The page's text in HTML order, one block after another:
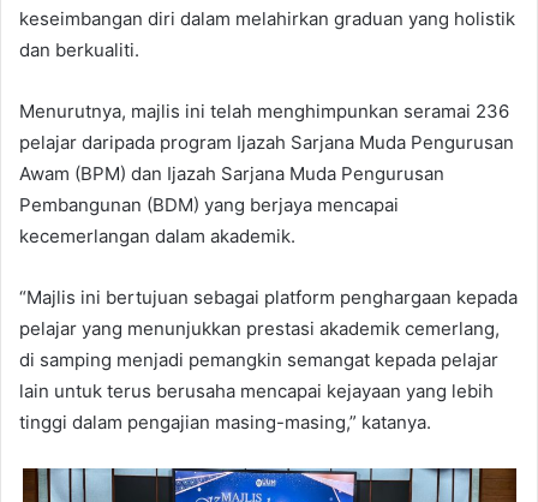
keseimbangan diri dalam melahirkan graduan yang holistik
dan berkualiti.
Menurutnya, majlis ini telah menghimpunkan seramai 236
pelajar daripada program Ijazah Sarjana Muda Pengurusan
Awam (BPM) dan Ijazah Sarjana Muda Pengurusan
Pembangunan (BDM) yang berjaya mencapai
kecemerlangan dalam akademik.
“Majlis ini bertujuan sebagai platform penghargaan kepada
pelajar yang menunjukkan prestasi akademik cemerlang,
di samping menjadi pemangkin semangat kepada pelajar
lain untuk terus berusaha mencapai kejayaan yang lebih
tinggi dalam pengajian masing-masing,” katanya.